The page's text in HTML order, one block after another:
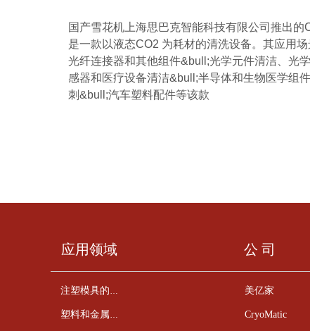
美亿家
CryoMatic
注塑模具的清洁
塑料和金属零件的去毛刺
应用领域 公 司
国产雪花机上海思巴克智能科技有限公司推出的
是一款以液态CO2 为耗材的清洗设备。其应用
光纤连接器和其他组件&bull;光学元件清洁、光
感器和医疗设备清洁&bull;半导体和生物医学组
刺&bull;汽车塑料配件等该款